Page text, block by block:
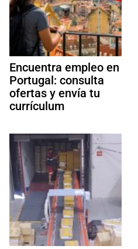
Encuentra empleo en
Portugal: consulta
ofertas y envía tu
currículum